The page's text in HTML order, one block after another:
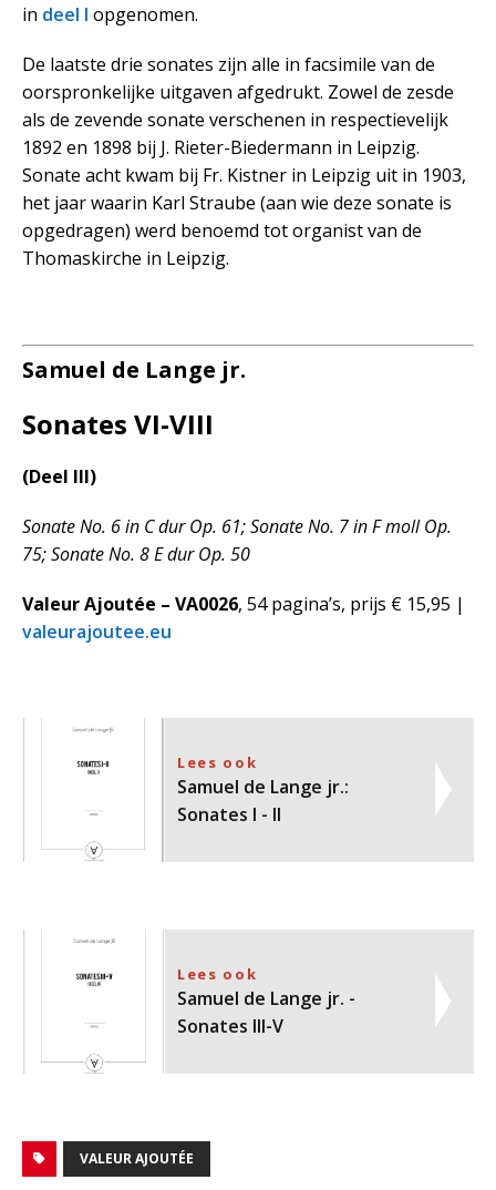
in deel I opgenomen.
De laatste drie sonates zijn alle in facsimile van de
oorspronkelijke uitgaven afgedrukt. Zowel de zesde
als de zevende sonate verschenen in respectievelijk
1892 en 1898 bij J. Rieter-Biedermann in Leipzig.
Sonate acht kwam bij Fr. Kistner in Leipzig uit in 1903,
het jaar waarin Karl Straube (aan wie deze sonate is
opgedragen) werd benoemd tot organist van de
Thomaskirche in Leipzig.
Samuel de Lange jr.
Sonates VI-VIII
(Deel III)
Sonate No. 6 in C dur Op. 61; Sonate No. 7 in F moll Op.
75; Sonate No. 8 E dur Op. 50
Valeur Ajoutée – VA0026, 54 pagina’s, prijs € 15,95 |
valeurajoutee.eu
Lees ook
Samuel de Lange jr.:
Sonates I - II
Lees ook
Samuel de Lange jr. -
Sonates III-V
VALEUR AJOUTÉE